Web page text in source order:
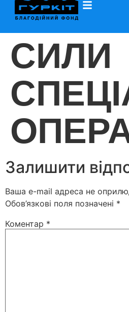
СИЛИ
Залишити
Ваша e-mail адреса не
Обов’язкові поля позначені *
Коментар *